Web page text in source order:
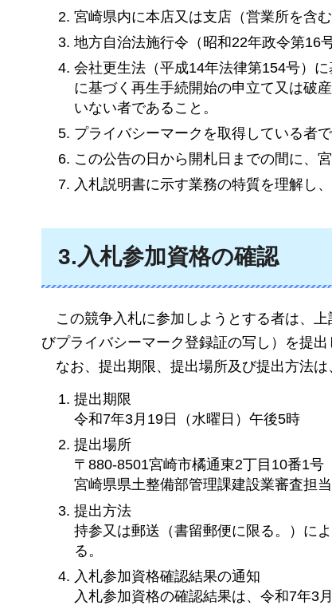
宮崎県内に本店又は支店（営業所を含
地方自治法施行令（昭和22年政令第16
会社更生法（平成14年法律第154号）
に基づく再生手続開始の申立て又は破
いない者であること。
プライバシーマークを取得している者で
この公告の日から開札日までの間に、
入札説明書に示す業務の特質を理解し
3.入札参加資格の確認
こ の競争入札に参加しようとする者は、
びプライバシーマーク登録証の写し）を提出
なお、提出期限、提出場所及び提出方法は
提出期限
令和7年3月19日（水曜日）午後5時
提出場所
〒880-8501宮崎市橘通東2丁目10番1号
宮崎県県土整備部管理課建設業審査担当
提出方法
持参又は郵送（書留郵便に限る。）に
る。
入札参加資格確認結果の通知
入札参加資格の確認結果は、令和7年3